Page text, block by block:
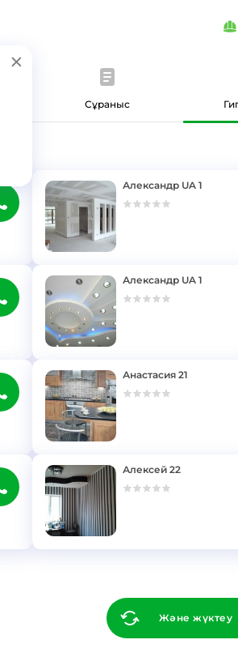
Сұраныс
Александр UA 1
Александр UA 1
Анастасия 21
Алексей 22
Және жүктеу